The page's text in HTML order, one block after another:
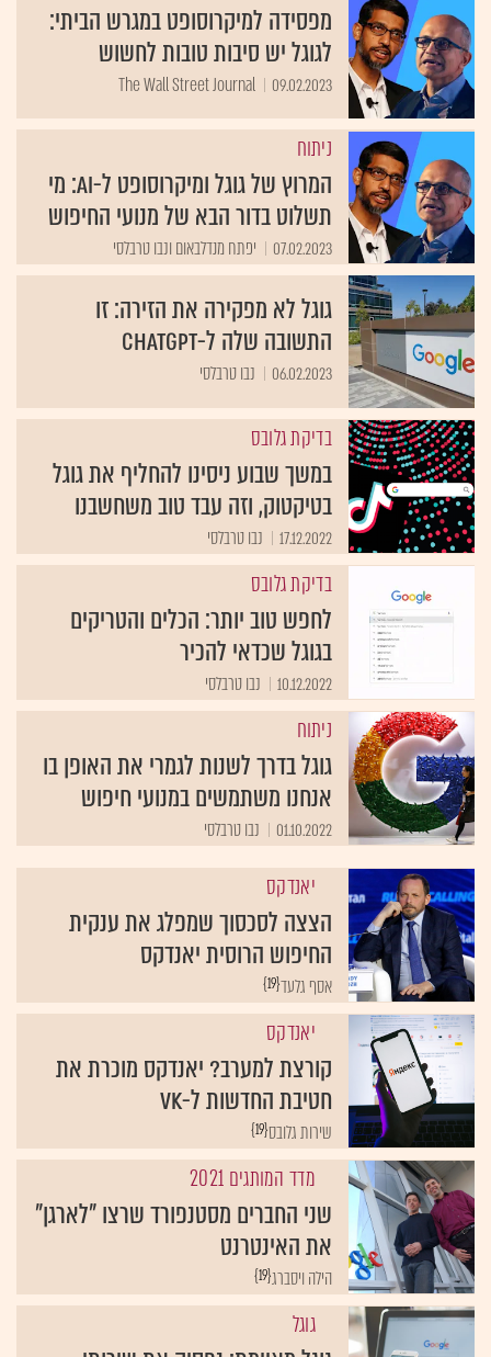
מפסידה למיקרוסופט במגרש הביתי:
לגוגל יש סיבות טובות לחשוש
09.02.2023
The Wall Street Journal
ניתוח
המרוץ של גוגל ומיקרוסופט ל-AI: מי
תשלוט בדור הבא של מנועי החיפוש
07.02.2023 יפתח מנדלבאום ונבו טרבלסי
גוגל לא מפקירה את הזירה: זו
התשובה שלה ל-ChatGPT
06.02.2023 נבו טרבלסי
בדיקת גלובס
במשך שבוע ניסינו להחליף את גוגל
בטיקטוק, וזה עבד טוב משחשבנו
17.12.2022 נבו טרבלסי
בדיקת גלובס
לחפש טוב יותר: הכלים והטריקים
בגוגל שכדאי להכיר
10.12.2022 נבו טרבלסי
ניתוח
גוגל בדרך לשנות לגמרי את האופן בו
אנחנו משתמשים במנועי חיפוש
01.10.2022 נבו טרבלסי
יאנדקס
הצצה לסכסוך שמפלג את ענקית
החיפוש הרוסית יאנדקס
{19}אסף גלעד
יאנדקס
קורצת למערב? יאנדקס מוכרת את
חטיבת החדשות ל-VK
{19}שירות גלובס
מדד המותגים 2021
שני החברים מסטנפורד שרצו "לארגן"
את האינטרנט
{19}הילה ויסברג
גוגל